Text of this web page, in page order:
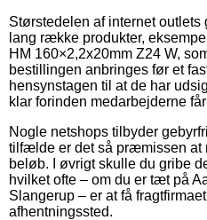
Størstedelen af internet outlets
lang række produkter,
HM 160×2,2x20mm Z24 W,
bestillingen anbringes før et
hensynstagen til at de har
klar forinden medarbejderne
Nogle netshops tilbyder
tilfælde er det så præmissen at
beløb. I øvrigt skulle du gribe
hvilket ofte – om du er tæt på
Slangerup – er at få
afhentningssted.